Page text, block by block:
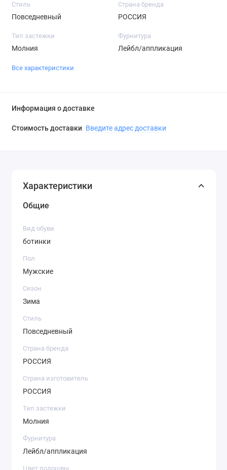
Стиль
Повседневный
Страна бренда
РОССИЯ
Тип застежки
Молния
Фурнитура
Лейбл/аппликация
Все характеристики
Информация о доставке
Стоимость доставки Введите адрес доставки
Характеристики
Общие
Вид обуви
ботинки
Пол
Мужские
Сезон
Зима
Стиль
Повседневный
Страна бренда
РОССИЯ
Страна изготовитель
РОССИЯ
Тип застежки
Молния
Фурнитура
Лейбл/аппликация
Цвет подошвы